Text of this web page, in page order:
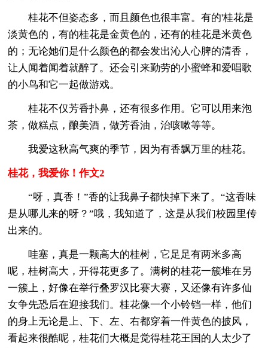
桂花不但姿态多，而且颜色也很丰富。有的'桂花是
淡黄色的，有的桂花是金黄色的，还有的桂花是米黄色
的；无论她们是什么颜色的都会发出沁人心脾的清香，
让人闻着闻着就醉了。还会引来勤劳的小蜜蜂和爱唱歌
的小鸟和它一起做游戏。
桂花不仅芳香扑鼻，还有很多作用。它可以用来泡
茶，做糕点，酿美酒，做芳香油，治咳嗽等等。
我爱这秋高气爽的季节，因为有香飘万里的桂花。
桂花，我爱你！作文2
“呀，真香！”香的让我鼻子都快掉下来了。“这香味
是从哪儿来的呀？”哦，我知道了，这是从我们校园里传
出来的。
哇塞，真是一颗高大的桂树，它足足有两米多高
呢，桂树高大，开得花更多了。满树的桂花一簇堆在另
一簇上，好像在举行叠罗汉比赛大赛，又还像有许多仙
女争先恐后在迎接我们。桂花像一个小铃铛一样，他们
的身上无论是上、下、左、右都穿着一件黄色的披风，
看起来很酷呢，桂花们大概是觉得桂花王国的人太少了